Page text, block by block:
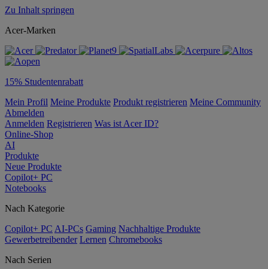
Zu Inhalt springen
Acer-Marken
15% Studentenrabatt
Mein Profil Meine Produkte Produkt registrieren Meine Community
Abmelden
Anmelden Registrieren Was ist Acer ID?
Online-Shop
AI
Produkte
Neue Produkte
Copilot+ PC
Notebooks
Nach Kategorie
Copilot+ PC AI-PCs Gaming Nachhaltige Produkte
Gewerbetreibender Lernen Chromebooks
Nach Serien